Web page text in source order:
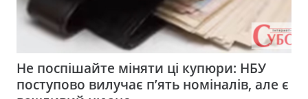
Не поспішайте міняти ці купюри: НБУ
поступово вилучає п’ять номіналів, але є